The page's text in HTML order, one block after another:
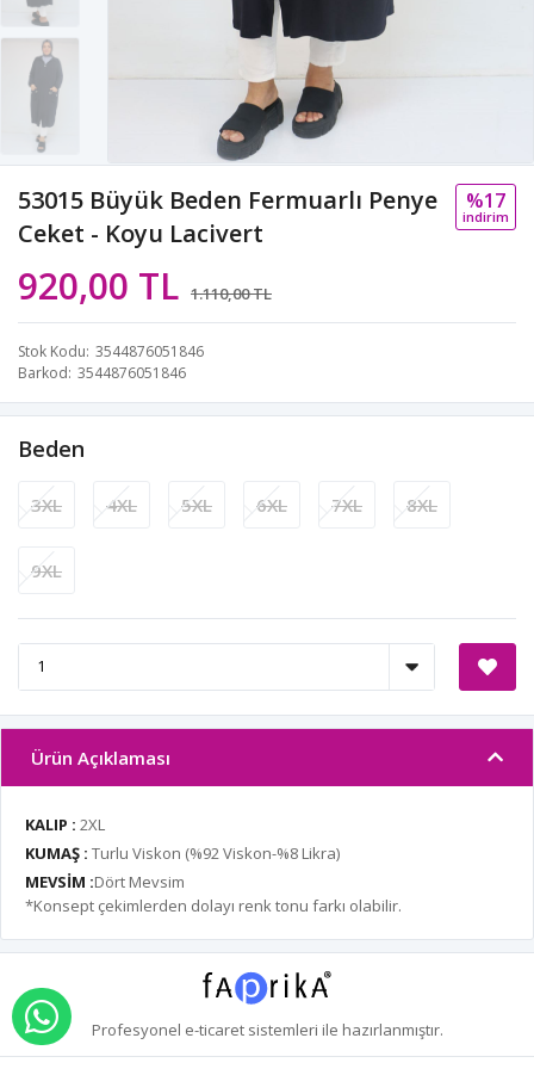
53015 Büyük Beden Fermuarlı Penye
Ceket - Koyu Lacivert
920,00 TL 1.110,00 TL
%17
i̇ndi̇ri̇m
Stok Kodu 3544876051846
Barkod 3544876051846
Beden
3XL 4XL 5XL 6XL 7XL 8XL
9XL
Ürün Açıklaması
KALIP : 2XL
KUMAŞ : Turlu Viskon (%92 Viskon-%8 Likra)
MEVSİM :Dört Mevsim
*Konsept çekimlerden dolayı renk tonu farkı olabilir.
Profesyonel e-ticaretsistemleri ile hazırlanmıştır.